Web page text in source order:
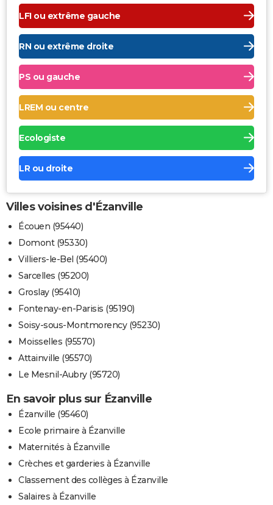
LFI ou extrême gauche
RN ou extrême droite
PS ou gauche
LREM ou centre
Ecologiste
LR ou droite
Villes voisines d'Ézanville
Écouen (95440)
Domont (95330)
Villiers-le-Bel (95400)
Sarcelles (95200)
Groslay (95410)
Fontenay-en-Parisis (95190)
Soisy-sous-Montmorency (95230)
Moisselles (95570)
Attainville (95570)
Le Mesnil-Aubry (95720)
En savoir plus sur Ézanville
Ézanville (95460)
Ecole primaire à Ézanville
Maternités à Ézanville
Crèches et garderies à Ézanville
Classement des collèges à Ézanville
Salaires à Ézanville